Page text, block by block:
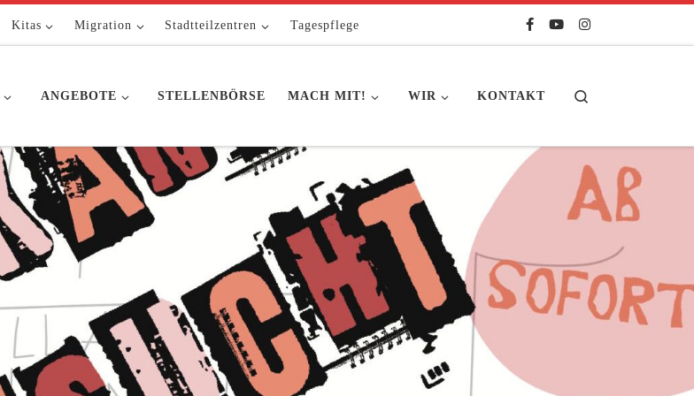
Kitas Migration Stadtteilzentren Tagespflege
ANGEBOTE STELLENBÖRSE MACH MIT! WIR KONTAKT